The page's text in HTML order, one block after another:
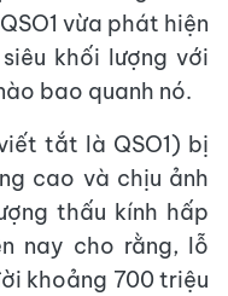
vừa phát hiện
khối lượng với
bao quanh nó.
tắt là QSO1) bị
cao và chịu ảnh
thấu kính hấp
nay cho rằng, lỗ
khoảng 700 triệu